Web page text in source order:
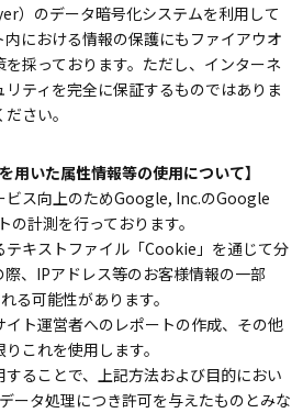
）のデータ暗号化システムを利用して
における情報の保護にもファイアウオ
採っております。ただし、インターネ
ティを完全に保証するものではありま
さい。
用いた属性情報等の使用について】
ビス向上のためGoogle, Inc.のGoogle
計測を行っております。
テキストファイル「Cookie」を通じて分
、IPアドレス等のお客様情報の一部
る可能性があります。
ト運営者へのレポートの作成、その他
これを使用します。
ることで、上記方法および目的におい
ータ処理につき許可を与えたものとみな